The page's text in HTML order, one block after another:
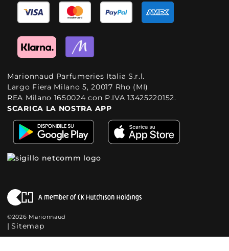
Marionnaud Parfumeries Italia S.r.l.
Largo Fiera Milano 5, 20017 Rho (MI)
REA Milano 1650024 con P.IVA 13425220152.
SCARICA LA NOSTRA APP
©2026 Marionnaud
| Sitemap